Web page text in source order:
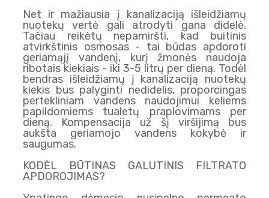
Net ir mažiausia į kanalizaciją išleidžiamų
nuotekų vertė gali atrodyti gana didelė.
Tačiau reikėtų nepamiršti, kad buitinis
atvirkštinis osmosas - tai būdas apdoroti
geriamąjį vandenį, kurį žmonės naudoja
ribotais kiekiais - iki 3-5 litrų per dieną. Todėl
bendras išleidžiamų į kanalizaciją nuotekų
kiekis bus palyginti nedidelis, proporcingas
pertekliniam vandens naudojimui keliems
papildomiems tualetų praplovimams per
dieną. Kompensacija už šį viršijimą bus
aukšta geriamojo vandens kokybė ir
saugumas.
KODĖL BŪTINAS GALUTINIS FILTRATO
APDOROJIMAS?